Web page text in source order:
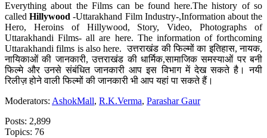
Everything about the Films can be found here.The history of so
calledHillywood-Uttarakhand Film Industry-,Information about the
Hero, Heroins of Hillywood, Story, Video, Photographs of
Uttarakhandi Films- all are here. The information of forthcoming
Uttarakhandi films is also here. उत्तराखंड की फिल्मों का इतिहास, नायक,
नायिकाओं की जानकारी, उत्तराखंड की धार्मिक,सामाजिक समस्याओं पर बनी
फिल्मे और उनसे संबंधित जानकारी आप इस विभाग में देख सकते है। नयी
रिलीज़ होने वाली फिल्मों की जानकारी भी आप यहां पा सकते हैं।
Moderators: AshokMall, R.K.Verma, Parashar Gaur
Posts: 2,899
Topics: 76